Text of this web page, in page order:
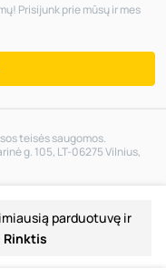
parduotuvę ir
Rinktis
Prisijunk prie mūsų ir mes
teisės saugomos.
g. 105, LT-06275 Vilnius,